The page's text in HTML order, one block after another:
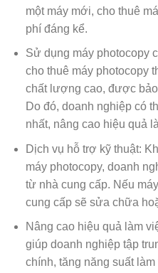
một máy mới, cho thuê
phí đáng kể.
Sử dụng máy photocopy
cho thuê máy photocopy
chất lượng cao, được
Do đó, doanh nghiệp có
nhất, nâng cao hiệu quả
Dịch vụ hỗ trợ kỹ thuật:
máy photocopy, doanh
từ nhà cung cấp. Nếu
cung cấp sẽ sửa chữa
Nâng cao hiệu quả làm
giúp doanh nghiệp tập
chính, tăng năng suất